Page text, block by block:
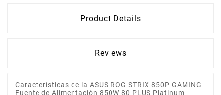
Product Details
Reviews
Características de la ASUS ROG STRIX 850P GAMING
Fuente de Alimentación 850W 80 PLUS Platinum